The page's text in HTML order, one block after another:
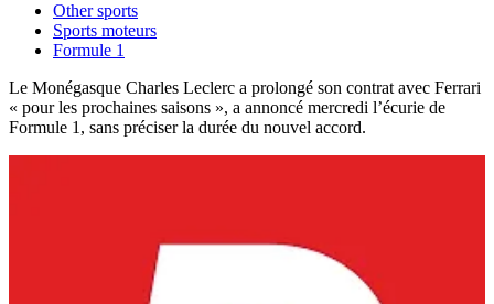
Other sports
Sports moteurs
Formule 1
Le Monégasque Charles Leclerc a prolongé son contrat avec Ferrari
« pour les prochaines saisons », a annoncé mercredi l’écurie de
Formule 1, sans préciser la durée du nouvel accord.